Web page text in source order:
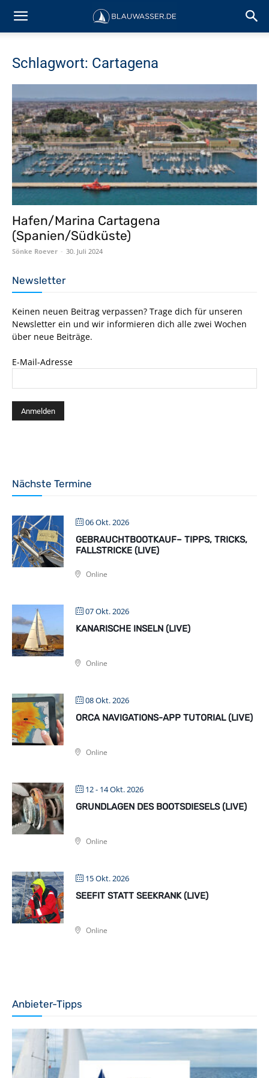
Schlagwort: Cartagena
Hafen/Marina Cartagena
(Spanien/Südküste)
Sönke Roever - 30. Juli 2024
Newsletter
Keinen neuen Beitrag verpassen? Trage dich für unseren
Newsletter ein und wir informieren dich alle zwei Wochen
über neue Beiträge.
E-Mail-Adresse
Nächste Termine
06 Okt. 2026
GEBRAUCHTBOOTKAUF– TIPPS, TRICKS,
FALLSTRICKE (LIVE)
Online
07 Okt. 2026
KANARISCHE INSELN (LIVE)
Online
08 Okt. 2026
ORCA NAVIGATIONS-APP TUTORIAL (LIVE)
Online
12 - 14 Okt. 2026
GRUNDLAGEN DES BOOTSDIESELS (LIVE)
Online
15 Okt. 2026
SEEFIT STATT SEEKRANK (LIVE)
Online
Anbieter-Tipps